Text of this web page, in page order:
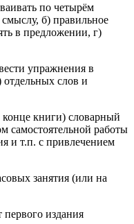
по четырём
б) правильное
в предложении, г)
упражнения в
отдельных слов и
конце книги) словарный
самостоятельной работы
и т.п. с привлечением
занятия (или на
первого издания